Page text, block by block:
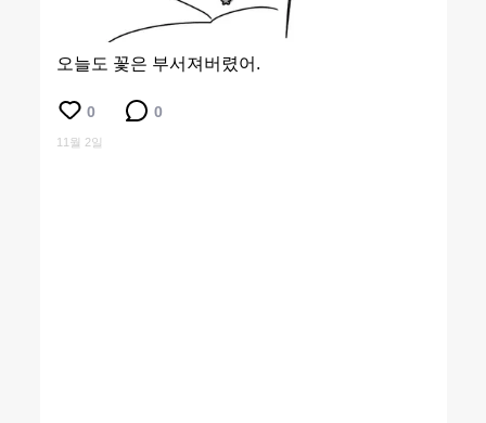
오늘도 꽃은 부서져버렸어.
0 0
11월 2일